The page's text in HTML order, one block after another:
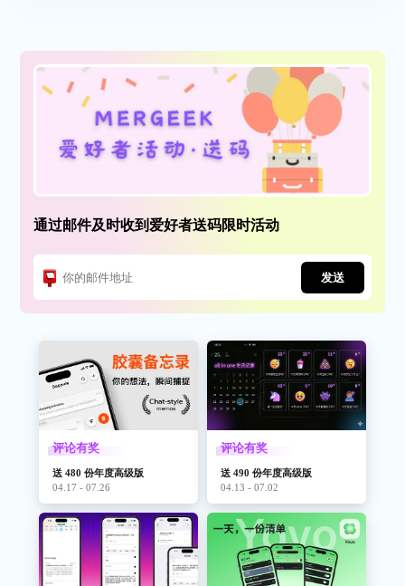
通过邮件及时收到爱好者送码限时活动
发送
评论有奖
送 480 份年度高级版
04.17 - 07.26
评论有奖
送 490 份年度高级版
04.13 - 07.02